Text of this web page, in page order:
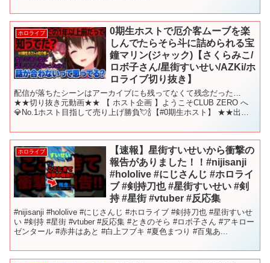
ホロライブ
0期生ホストで厄介客ムーブを楽
しんでたらそら斗に詰められる宝
鐘マリン(ジャック)【さくらみこ/
ロボ子さん/星街すいせい/AZKi/ホ
ロライブ切り抜き】
配信が落ちたシーンはアーカイブにも残ってなくて残念だった…
★★切り抜き元動画★★ 【 ホスト企画 】ようこそCLUB ZERO へ
💎No.1ホスト目指して売り上げ勝負💘🍾【#0期生ホスト】 ★★出演
ホロライブ
【速報】星街すいせいから衝撃の
報告がありました！！#nijisanji
#hololive #にじさんじ #ホロライ
ブ #剣持刀也 #星街すいせい #剣
持 #星街 #vtuber #反応集
#nijisanji #hololive #にじさんじ #ホロライブ #剣持刀也 #星街すいせ
い #剣持 #星街 #vtuber #反応集 #ときのそら #ロボ子さん #アキロー
ゼンタール #赤井はあと #白上フブキ #夏色まつり #百鬼あ...